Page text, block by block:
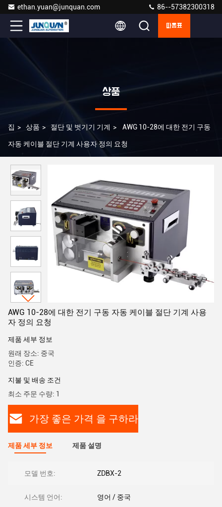
ethan.yuan@junquan.com 86--57382300318
따옴표
상품
집 > 상품 > 절단 및 벗기기 기계 > AWG 10-28에 대한 전기 구동
자동 케이블 절단 기계 사용자 정의 요청
AWG 10-28에 대한 전기 구동 자동 케이블 절단 기계 사용
자 정의 요청
제품 세부 정보
원래 장소: 중국
인증: CE
지불 및 배송 조건
최소 주문 수량: 1
가장 좋은 가격 을 구하라
제품 세부 정보 제품 설명
모델 번호: ZDBX-2
시스템 언어: 영어 / 중국